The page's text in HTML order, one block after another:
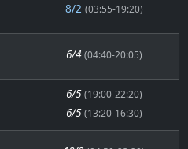
8/2 (03:55-19:20)
6/4 (04:40-20:05)
6/5 (19:00-22:20)
6/5 (13:20-16:30)